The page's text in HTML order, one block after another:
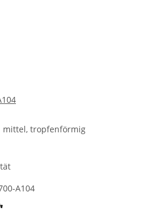
mittel, tropfenförmig
A104